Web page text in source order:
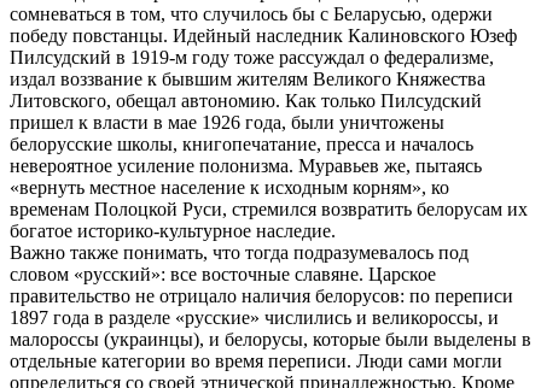
сомневаться в том, что случилось бы с Беларусью, одержи
победу повстанцы. Идейный наследник Калиновского Юзеф
Пилсудский в 1919-м году тоже рассуждал о федерализме,
издал воззвание к бывшим жителям Великого Княжества
Литовского, обещал автономию. Как только Пилсудский
пришел к власти в мае 1926 года, были уничтожены
белорусские школы, книгопечатание, пресса и началось
невероятное усиление полонизма. Муравьев же, пытаясь
«вернуть местное население к исходным корням», ко
временам Полоцкой Руси, стремился возвратить белорусам их
богатое историко-культурное наследие.
Важно также понимать, что тогда подразумевалось под
словом «русский»: все восточные славяне. Царское
правительство не отрицало наличия белорусов: по переписи
1897 года в разделе «русские» числились и великороссы, и
малороссы (украинцы), и белорусы, которые были выделены в
отдельные категории во время переписи. Люди сами могли
определиться со своей этнической принадлежностью. Кроме